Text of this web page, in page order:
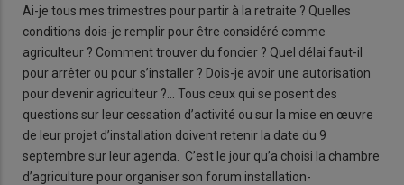
Ai-je tous mes trimestres pour partir à la retraite ? Quelles
conditions dois-je remplir pour être considéré comme
agriculteur ? Comment trouver du foncier ? Quel délai faut-il
pour arrêter ou pour s’installer ? Dois-je avoir une autorisation
pour devenir agriculteur ?... Tous ceux qui se posent des
questions sur leur cessation d’activité ou sur la mise en œuvre
de leur projet d’installation doivent retenir la date du 9
septembre sur leur agenda. C’est le jour qu’a choisi la chambre
d’agriculture pour organiser son forum installation-